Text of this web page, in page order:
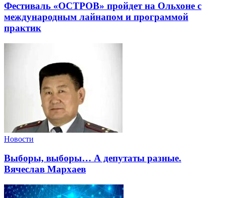
Фестиваль «ОСТРОВ» пройдет на Ольхоне с
международным лайнапом и программой
практик
Новости
Выборы, выборы… А депутаты разные.
Вячеслав Мархаев